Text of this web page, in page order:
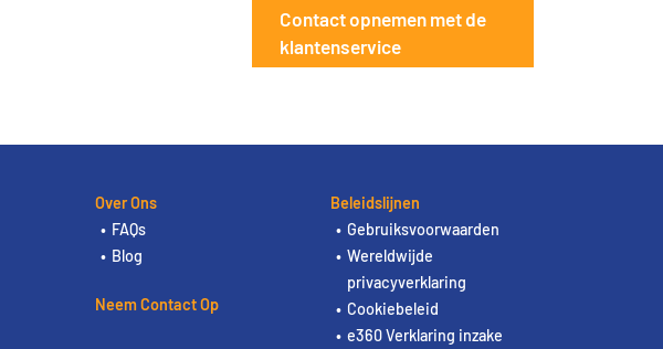
Contact opnemen met de
klantenservice
Over Ons
FAQs
Blog
Neem Contact Op
Beleidslijnen
Gebruiksvoorwaarden
Wereldwijde
privacyverklaring
Cookiebeleid
e360 Verklaring inzake